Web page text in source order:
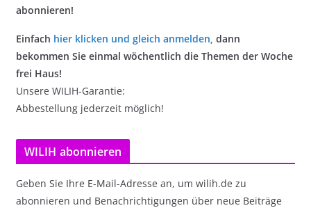
abonnieren!
Einfach hier klicken und gleich anmelden, dann
bekommen Sie einmal wöchentlich die Themen der Woche
frei Haus!
Unsere WILIH-Garantie:
Abbestellung jederzeit möglich!
WILIH abonnieren
Geben Sie Ihre E-Mail-Adresse an, um wilih.de zu
abonnieren und Benachrichtigungen über neue Beiträge